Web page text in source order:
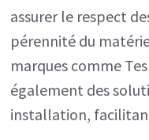
assurer le respect
pérennité du
marques comme
également des
installation,